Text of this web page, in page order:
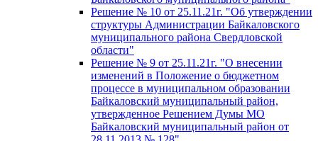
Решение № 10 от 25.11.21г. "Об утверждении
структуры Администрации Байкаловского
муниципального района Свердловской
области"
Решение № 9 от 25.11.21г. "О внесении
изменений в Положение о бюджетном
процессе в муниципальном образовании
Байкаловский муниципальный район,
утвержденное Решением Думы МО
Байкаловский муниципальный район от